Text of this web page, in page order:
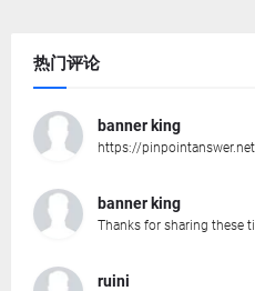
热门评论
banner king
https://pinpointanswer.net
banner king
Thanks for sharing these
ruini